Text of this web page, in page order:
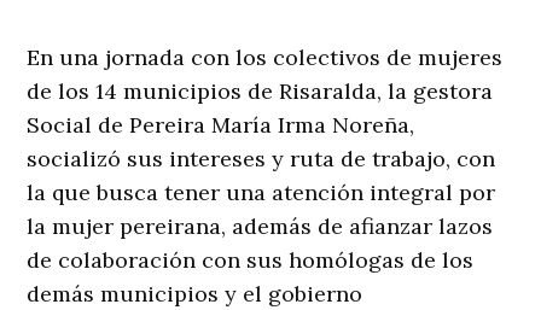
En una jornada con los colectivos de mujeres
de los 14 municipios de Risaralda, la gestora
Social de Pereira María Irma Noreña,
socializó sus intereses y ruta de trabajo, con
la que busca tener una atención integral por
la mujer pereirana, además de afianzar lazos
de colaboración con sus homólogas de los
demás municipios y el gobierno